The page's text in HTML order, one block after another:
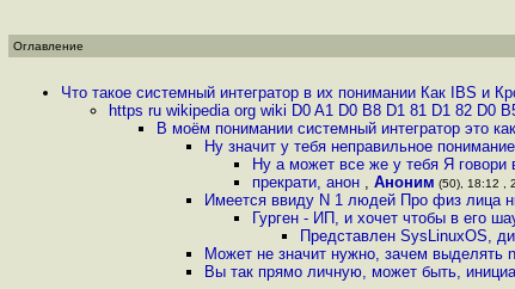
Оглавление
Что такое системный интегратор в их понимании Как IBS и
https ru wikipedia org wiki D0 A1 D0 B8 D1 81 D1 82 D0
В моём понимании системный интегратор это
Ну значит у тебя неправильное
Ну а может все же у тебя Я говори
прекрати, анон , Аноним (50), 18:12 ,
Имеется ввиду N 1 людей Про физ лица
Гурген - ИП, и хочет чтобы в его
Представлен SysLinuxOS,
Может не значит нужно, зачем выделять
Вы так прямо личную, может быть,